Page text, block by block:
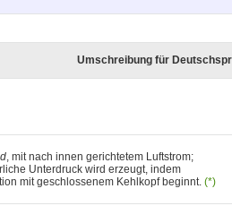
Umschreibung für
d, mit nach innen gerichtetem Luftstrom;
Unterdruck wird erzeugt, indem
mit geschlossenem Kehlkopf beginnt. (*)